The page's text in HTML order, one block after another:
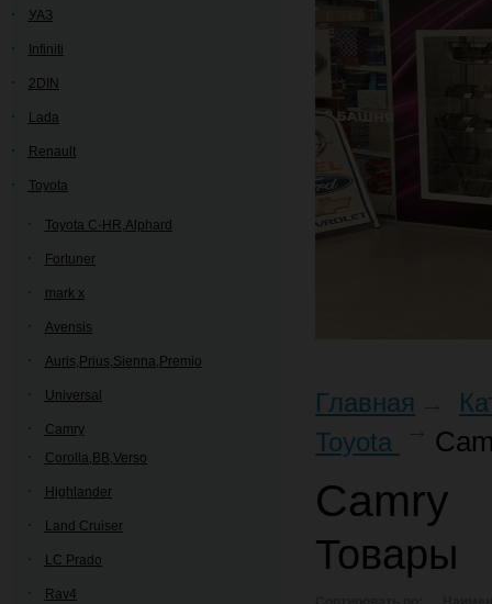
УАЗ
Infiniti
2DIN
Lada
Renault
Toyota
Toyota C-HR,Alphard
Fortuner
mark x
Avensis
Auris,Prius,Sienna,Premio
Universal
Camry
Corolla,BB,Verso
Highlander
Land Cruiser
LC Prado
Rav4
Главная
Toyota
Camry
Товары